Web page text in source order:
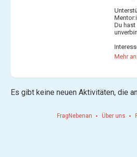
Du
Mehr
Es gibt keine neuen Aktivitäten, die
FragNebenan Über uns